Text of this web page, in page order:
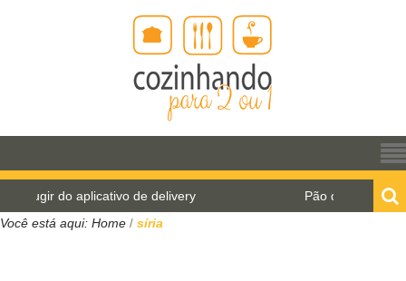
de delivery
Pão de água para o World
Você está aqui: Home / síria